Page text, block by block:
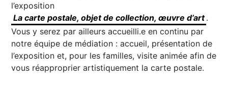
l’exposition
La carte postale, objet de collection, œuvre d’art .
Vous y serez par ailleurs accueilli.e en continu par
notre équipe de médiation : accueil, présentation de
l’exposition et, pour les familles, visite animée afin de
vous réapproprier artistiquement la carte postale.